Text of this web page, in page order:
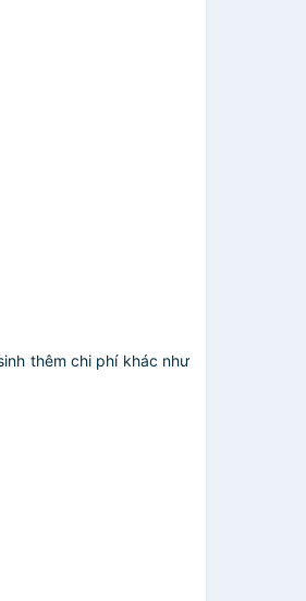
thêm chi phí khác như